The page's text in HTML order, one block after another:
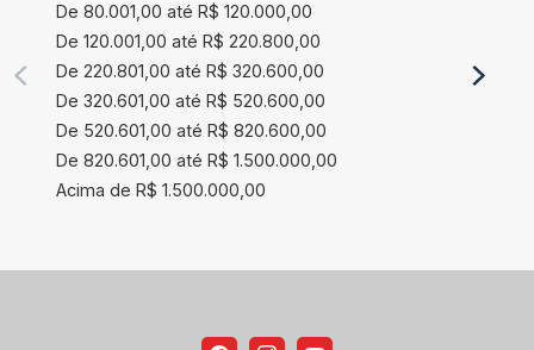
De 80.001,00 até R$ 120.000,00
De 120.001,00 até R$ 220.800,00
De 220.801,00 até R$ 320.600,00
De 320.601,00 até R$ 520.600,00
De 520.601,00 até R$ 820.600,00
De 820.601,00 até R$ 1.500.000,00
Acima de R$ 1.500.000,00